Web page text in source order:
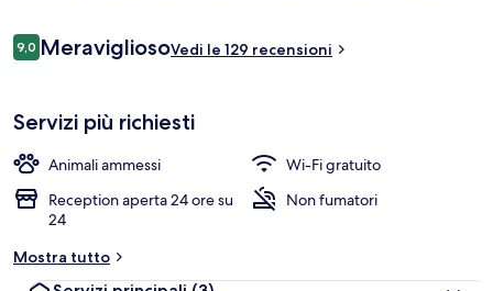
Recensioni
9,09,0 su 10
MeravigliosoVedi le 129 recensioni
Servizi più richiesti
Animali ammessi
Wi-Fi gratuito
Reception aperta 24 ore su
24
Non fumatori
Mostra tutto